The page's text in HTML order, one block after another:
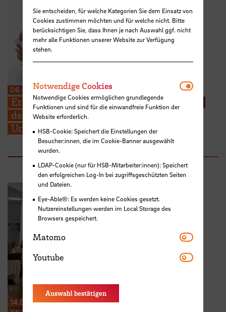
06.08.2026
Erneuter Aufruf: Hebammenstudierende
der HSB suchen weitere Schwangere zur
Unterstützung ihrer Prüfungen
14.07.2026
Sie entscheiden, für welche Kategorien Sie dem Einsatz von
Cookies zustimmen möchten und für welche nicht. Bitte
berücksichtigen Sie, dass Ihnen je nach Auswahl ggf. nicht
mehr alle Funktionen unserer Website zur Verfügung
stehen.
Notwendige Cookies
Notwendige Cookies ermöglichen grundlegende
Funktionen und sind für die einwandfreie Funktion der
Website erforderlich.
HSB-Cookie: Speichert die Einstellungen der
Besucher:innen, die im Cookie-Banner ausgewählt
wurden.
LDAP-Cookie (nur für HSB-Mitarbeiter:innen): Speichert
den erfolgreichen Log-In bei zugriffsgeschützten Seiten
und Dateien.
Eye-Able®: Es werden keine Cookies gesetzt.
Nutzereinstellungen werden im Local Storage des
Browsers gespeichert.
Matomo Matomo
Youtube Youtube
Auswahl bestätigen